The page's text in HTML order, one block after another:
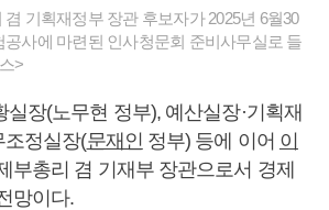
겸 기획재정부 장관 후보자가 2025년 6월30
공사에 마련된 인사청문회 준비사무실로 들
>
실장(노무현 정부), 예산실장·기획재
조정실장(문재인 정부) 등에 이어 이
부총리 겸 기재부 장관으로서 경제
망이다.